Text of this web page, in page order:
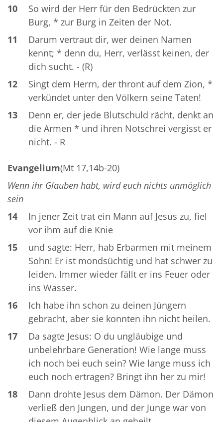
10
So wird der Herr für den Bedrückten zur
Burg, * zur Burg in Zeiten der Not.
11
Darum vertraut dir, wer deinen Namen
kennt; * denn du, Herr, verlässt keinen, der
dich sucht. - (R)
12
Singt dem Herrn, der thront auf dem Zion, *
verkündet unter den Völkern seine Taten!
13
Denn er, der jede Blutschuld rächt, denkt an
die Armen * und ihren Notschrei vergisst er
nicht. - R
Evangelium(Mt 17,14b-20)
Wenn ihr Glauben habt, wird euch nichts unmöglich
sein
14
In jener Zeit trat ein Mann auf Jesus zu, fiel
vor ihm auf die Knie
15
und sagte: Herr, hab Erbarmen mit meinem
Sohn! Er ist mondsüchtig und hat schwer zu
leiden. Immer wieder fällt er ins Feuer oder
ins Wasser.
16
Ich habe ihn schon zu deinen Jüngern
gebracht, aber sie konnten ihn nicht heilen.
17
Da sagte Jesus: O du ungläubige und
unbelehrbare Generation! Wie lange muss
ich noch bei euch sein? Wie lange muss ich
euch noch ertragen? Bringt ihn her zu mir!
18
Dann drohte Jesus dem Dämon. Der Dämon
verließ den Jungen, und der Junge war von